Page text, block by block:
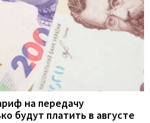
на передачу
будут платить в августе